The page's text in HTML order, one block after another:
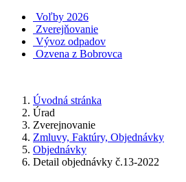
Voľby 2026
Zverejňovanie
Vývoz odpadov
Ozvena z Bobrovca
Úvodná stránka
Úrad
Zverejnovanie
Zmluvy, Faktúry, Objednávky
Objednávky
Detail objednávky č.13-2022